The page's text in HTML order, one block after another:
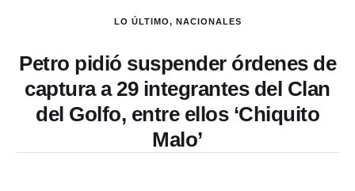
LO ÚLTIMO, NACIONALES
Petro pidió suspender órdenes de
captura a 29 integrantes del Clan
del Golfo, entre ellos ‘Chiquito
Malo’